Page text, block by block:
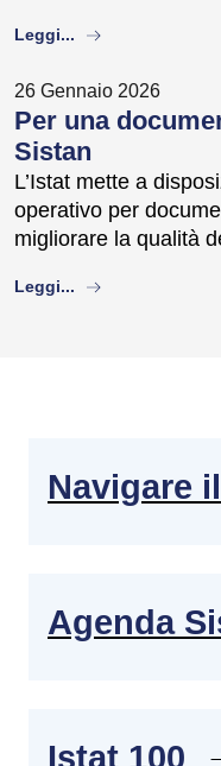
Leggi... about
26 Gennaio 2026
Per una
Sistan
L’Istat mette a
operativo per
migliorare la qualità
Leggi... about
Navigare
Agenda
Istat 100